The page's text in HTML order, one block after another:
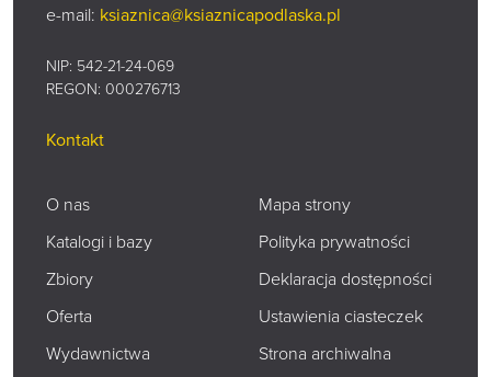
e-mail: ksiaznica@ksiaznicapodlaska.pl
NIP: 542-21-24-069
REGON: 000276713
Kontakt
O nas
Katalogi i bazy
Zbiory
Oferta
Wydawnictwa
Mapa strony
Polityka prywatności
Deklaracja dostępności
Ustawienia ciasteczek
Strona archiwalna